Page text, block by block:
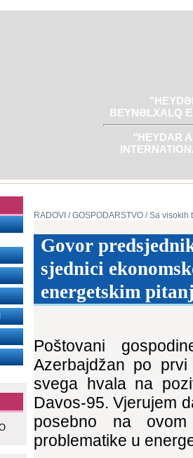
BEYNƏLXALQ
"HEYDAR
RADOVI / GOSPODARSTVO / Sa visokih
Govor
sjednici
energetskim
Poštovani
Azerbajdžan po
svega hvala na
Davos-95. Vjerujem
posebno na
problematike u